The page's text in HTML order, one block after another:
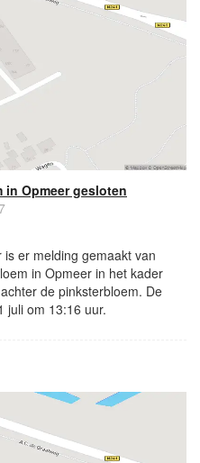
Opmeer gesloten
er melding gemaakt van
in Opmeer in het kader
de pinksterbloem. De
juli om 13:16 uur.